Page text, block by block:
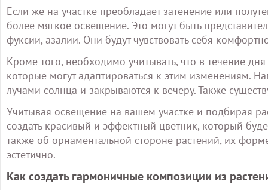
Если же на участке преобладает затенение или
более мягкое освещение. Это могут быть
фуксии, азалии. Они будут чувствовать себя
Кроме того, необходимо учитывать, что в течение
которые могут адаптироваться к этим изменениям.
лучами солнца и закрываются к вечеру. Также
Учитывая освещение на вашем участке и подбирая
создать красивый и эффектный цветник, который
также об орнаментальной стороне растений, их
эстетично.
Как создать гармоничные композиции из